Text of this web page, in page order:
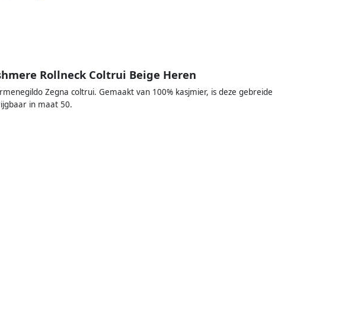
Rollneck Coltrui Beige Heren
Zegna coltrui. Gemaakt van 100% kasjmier, is deze gebreide
in maat 50.